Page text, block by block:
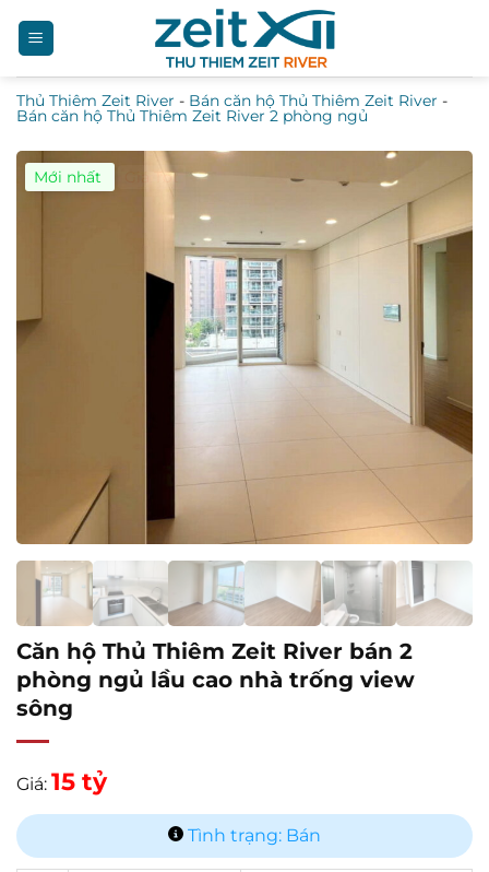
qua
nội
dung
Thủ Thiêm Zeit River - Bán căn hộ Thủ Thiêm Zeit River -
Bán căn hộ Thủ Thiêm Zeit River 2 phòng ngủ
Mới nhất Giá Tốt
Căn hộ Thủ Thiêm Zeit River bán 2
phòng ngủ lầu cao nhà trống view
sông
Giá: 15 tỷ
Tình trạng: Bán